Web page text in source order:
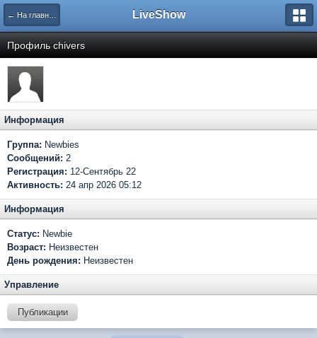
← На главную LiveShow
Профиль chivers
Информация
Группа: Newbies
Сообщений: 2
Регистрация: 12-Сентябрь 22
Активность: 24 апр 2026 05:12
Информация
Статус: Newbie
Возраст: Неизвестен
День рождения: Неизвестен
Управление
Публикации